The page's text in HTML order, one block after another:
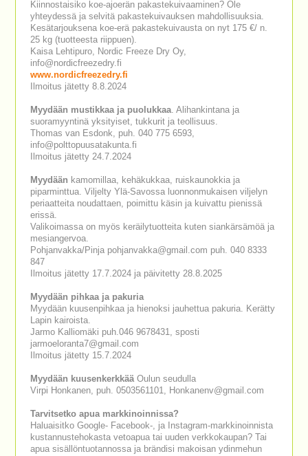
Kiinnostaisiko koe-ajoerän pakastekuivaaminen? Ole
yhteydessä ja selvitä pakastekuivauksen mahdollisuuksia.
Kesätarjouksena koe-erä pakastekuivausta on nyt 175 €/ n.
25 kg (tuotteesta riippuen).
Kaisa Lehtipuro, Nordic Freeze Dry Oy,
info@nordicfreezedry.fi
www.nordicfreezedry.fi
Ilmoitus jätetty 8.8.2024
Myydään mustikkaa ja puolukkaa. Alihankintana ja
suoramyyntinä yksityiset, tukkurit ja teollisuus.
Thomas van Esdonk, puh. 040 775 6593,
info@polttopuusatakunta.fi
Ilmoitus jätetty 24.7.2024
Myydään kamomillaa, kehäkukkaa, ruiskaunokkia ja
piparminttua. Viljelty Ylä-Savossa luonnonmukaisen viljelyn
periaatteita noudattaen, poimittu käsin ja kuivattu pienissä
erissä.
Valikoimassa on myös keräilytuotteita kuten siankärsämöä ja
mesiangervoa.
Pohjanvakka/Pinja pohjanvakka@gmail.com puh. 040 8333
847
Ilmoitus jätetty 17.7.2024 ja päivitetty 28.8.2025
Myydään pihkaa ja pakuria
Myydään kuusenpihkaa ja hienoksi jauhettua pakuria. Kerätty
Lapin kairoista.
Jarmo Kalliomäki puh.046 9678431, sposti
jarmoeloranta7@gmail.com
Ilmoitus jätetty 15.7.2024
Myydään kuusenkerkkääOulun seudulla
Virpi Honkanen, puh. 0503561101, Honkanenv@gmail.com
Tarvitsetko apua markkinoinnissa?
Haluaisitko Google- Facebook-, ja Instagram-markkinoinnista
kustannustehokasta vetoapua tai uuden verkkokaupan? Tai
apua sisällöntuotannossa ja brändisi makoisan ydinmehun